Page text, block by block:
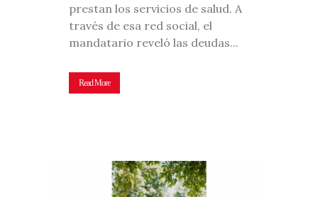
prestan los servicios de salud. A
través de esa red social, el
mandatario reveló las deudas...
Read More